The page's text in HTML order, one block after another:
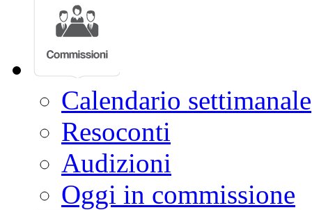
Calendario settimanale
Resoconti
Audizioni
Oggi in commissione